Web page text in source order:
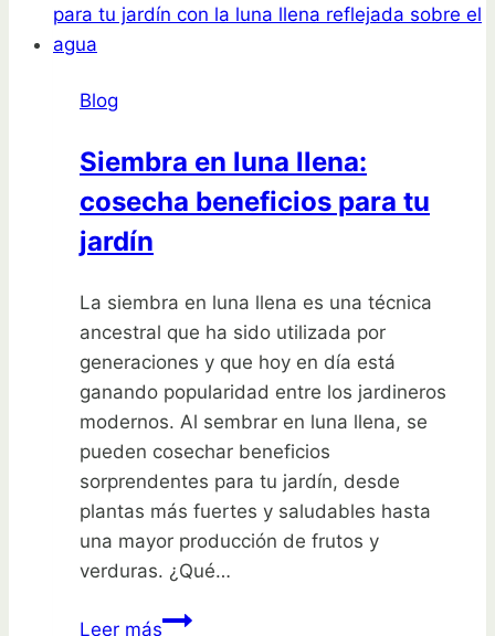
semillas:
Blog
Siembra en luna llena:
cosecha beneficios para tu
jardín
La siembra en luna llena es una técnica
ancestral que ha sido utilizada por
generaciones y que hoy en día está
ganando popularidad entre los jardineros
modernos. Al sembrar en luna llena, se
pueden cosechar beneficios
sorprendentes para tu jardín, desde
plantas más fuertes y saludables hasta
una mayor producción de frutos y
verduras. ¿Qué…
Leer másSiembra